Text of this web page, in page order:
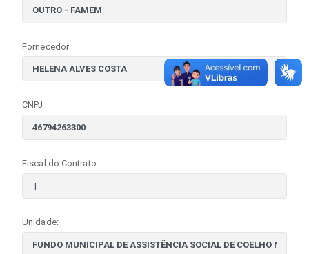
Fornecedor
CNPJ
Fiscal do Contrato
Unidade: